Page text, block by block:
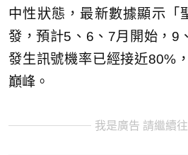
中性狀態，最新數據顯示「
發，預計5、6、7月開始，9
發生訊號機率已經接近80%
巔峰。
我是廣告 請繼續